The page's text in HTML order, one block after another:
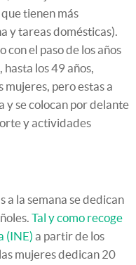
tienen más
y tareas domésticas).
con el paso de los años
hasta los 49 años,
mujeres, pero estas a
y se colocan por delante
y actividades
a la semana se dedican
Tal y como recoge
(INE) a partir de los
mujeres dedican 20